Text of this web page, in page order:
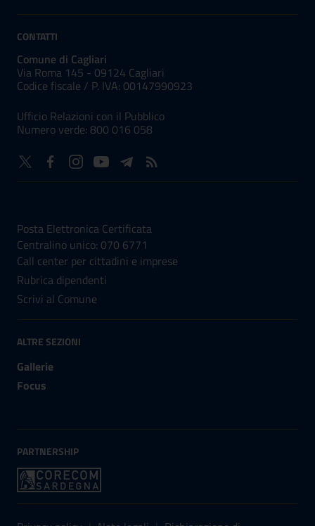
CONTATTI
Comune di Cagliari
Via Roma 145 - 09124 Cagliari
Codice fiscale / P. IVA: 00147990923
Ufficio Relazioni con il Pubblico
Numero verde: 800 016 058
Posta Elettronica Certificata
Centralino unico: 070 6771
Call center per cittadini e imprese
Rubrica dipendenti
Scrivi al Comune
ALTRE SEZIONI
Gallerie
Focus
PARTNERSHIP